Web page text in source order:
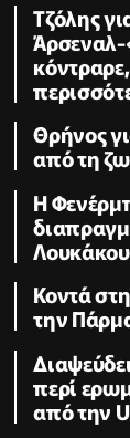
Τζόλης
Θρήνος
από τη
Η
Λουκάκου
Κοντά
την
περί
από την